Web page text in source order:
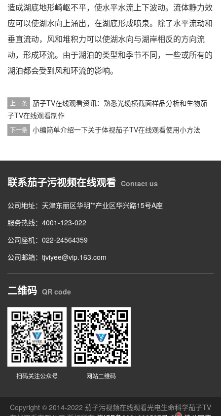
造成湖底地形崎岖不平，使水平水流上下波动。流体静力效
应可以使湖水向上涌出，在湖底形成喷泉。除了水平流动和
垂直流动，风和堆积力可以使湖水向与湖岸相反的方向流
动，形成环流。由于湖泊的类型和季节不同，一些或所有的
湖泊都会受到风和环流的影响。
上一条
茄子TV在线观看资讯：熟悉光缆横截面样品分析和生物茄
子TV在线观看制作
下一条 小编简单介绍一下关于体视茄子TV在线观看使用小方法
联系茄子污视频在线观看 Contact us
公司地址：天津东丽区华明**产业区华兴路15号A座
服务热线：4001-123-022
公司座机：022-24564359
公司邮箱：tjviyee@vip.163.com
二维码 QR code
扫码关注公众号 网站二维码
Copyright © 2014-2022 茄子污视频在线观看光电生命科学茄子TV